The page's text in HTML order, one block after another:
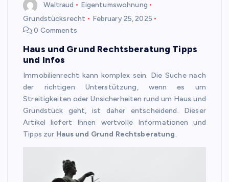
Waltraud
Eigentumswohnung
Grundstücksrecht
February 25, 2025
0 Comments
Haus und Grund Rechtsberatung Tipps
und Infos
Immobilienrecht kann komplex sein. Die Suche nach
der richtigen Unterstützung, wenn es um
Streitigkeiten oder Unsicherheiten rund um Haus und
Grundstück geht, ist daher entscheidend. Dieser
Artikel liefert Ihnen wertvolle Informationen und
Tipps zur Haus und Grund Rechtsberatung.